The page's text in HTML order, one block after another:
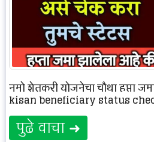
नमो शेतकरी योजनेचा चौथा हप्ता
kisan beneficiary status
पुढे वाचा ➜